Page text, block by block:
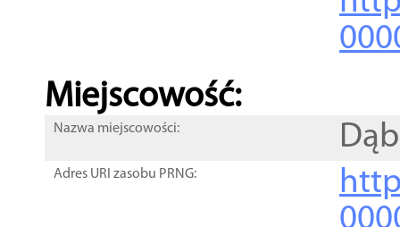
Miejscowość:
Nazwa miejscowości:
Adres URI zasobu PRNG: